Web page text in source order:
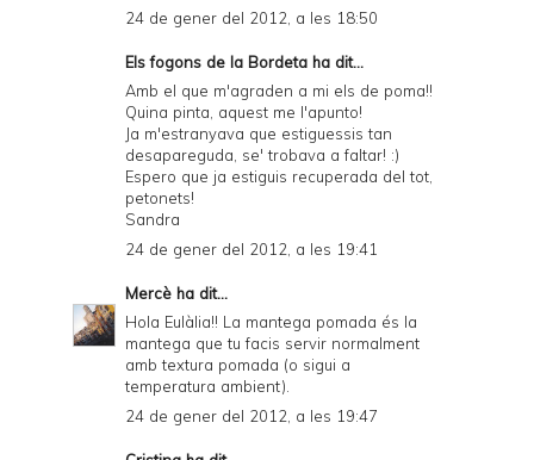
24 de gener del 2012, a les 18:50
Els fogons de la Bordeta ha dit...
Amb el que m'agraden a mi els de poma!!
Quina pinta, aquest me l'apunto!
Ja m'estranyava que estiguessis tan
desapareguda, se' trobava a faltar! :)
Espero que ja estiguis recuperada del tot,
petonets!
Sandra
24 de gener del 2012, a les 19:41
Mercè ha dit...
Hola Eulàlia!! La mantega pomada és la
mantega que tu facis servir normalment
amb textura pomada (o sigui a
temperatura ambient).
24 de gener del 2012, a les 19:47